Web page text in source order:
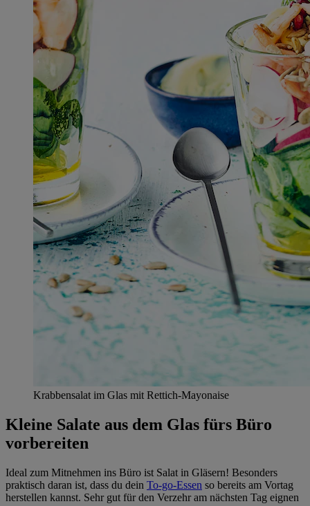
Krabbensalat im Glas mit Rettich-Mayonaise
Kleine Salate aus dem Glas fürs Büro
vorbereiten
Ideal zum Mitnehmen ins Büro ist Salat in Gläsern! Besonders
praktisch daran ist, dass du dein To-go-Essen so bereits am Vortag
herstellen kannst. Sehr gut für den Verzehr am nächsten Tag eignen